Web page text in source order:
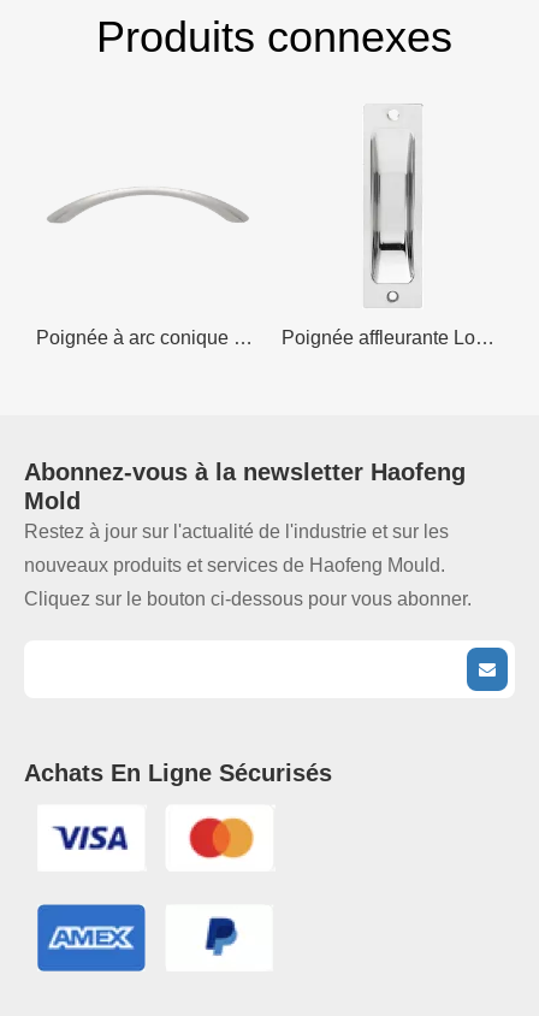
Produits connexes
Poignée à arc conique Prestige en nickel brossé, acier inoxydable Poignée affleurante Lockwood 115 x 35 mm Zinc moulé sous pression
Abonnez-vous à la newsletter Haofeng
Mold
Restez à jour sur l'actualité de l'industrie et sur les
nouveaux produits et services de Haofeng Mould.
Cliquez sur le bouton ci-dessous pour vous abonner.
Achats En Ligne Sécurisés